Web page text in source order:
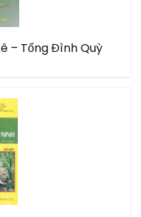
– Tống Đình Quỳ